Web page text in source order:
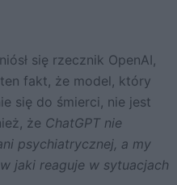
się rzecznik OpenAI,
fakt, że model, który
się do śmierci, nie jest
że ChatGPT nie
psychiatrycznej, a my
jaki reaguje w sytuacjach